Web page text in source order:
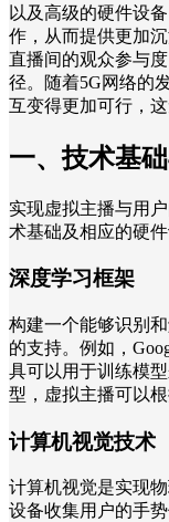
以及高级的硬件设
作，从而提供更加
直播间的观众参与
径。随着5G网络的
互变得更加可行，
一、技术基
实现虚拟主播与用
术基础及相应的硬
深度学习框架
构建一个能够识别
的支持。例如，
具可以用于训练模
型，虚拟主播可以
计算机视觉技术
计算机视觉是实现
设备收集用户的手